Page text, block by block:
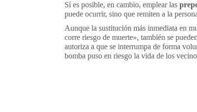
Sí es posible, en cambio, emplear las
puede ocurrir, sino que remiten a la
Aunque la sustitución más inmediata en
corre riesgo de muerte», también se pueden
autoriza a que se interrumpa de forma
bomba puso en riesgo la vida de los